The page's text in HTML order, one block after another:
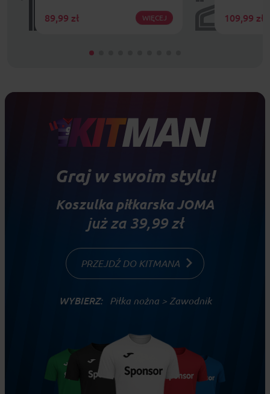
89,99 zł WIĘCEJ 109,99 zł
Graj w swoim stylu!
Koszulka piłkarska JOMA
już za 39,99 zł
PRZEJDŹ DO KITMANA
WYBIERZ: Piłka nożna > Zawodnik